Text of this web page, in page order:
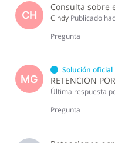
CH Cindy Publicado
Pregunta
MG
Solución oficial
RETENCION
Última respuesta
Pregunta